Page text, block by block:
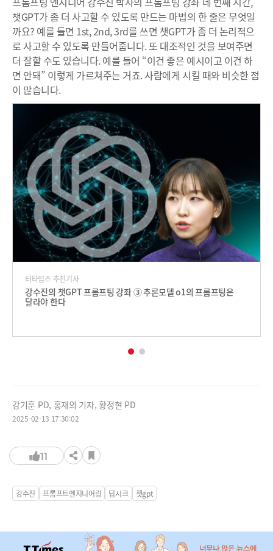
챗GPT가 좀 더 사고할 수 있도록 만드는 마법의 한 줄은 무엇일
까요? 예를 들면 1st, 2nd, 3rd를 쓰면 챗GPT가 좀 더 논리적으
로 사고할 수 있도록 만들어줍니다. 또 대조적인 것을 보여주면
더 잘할 수도 있습니다. 예를 들어 “이건 좋은 예시이고 이건 하
면 안돼” 이렇게 가르쳐주는 거죠. 사람에게 시킬 때와 비슷한 점
이 많습니다.
티타임즈 추천기사
강수진의 챗GPT 프롬프팅 강좌 ③ 추론모델 o1의 프롬프팅은
달라야 한다
강기훈 PD, 홍재의 기자, 황정현 PD
2025-02-13 17:30:02
11
강수진 프롬프트엔지니어링 딥시크 챗gpt